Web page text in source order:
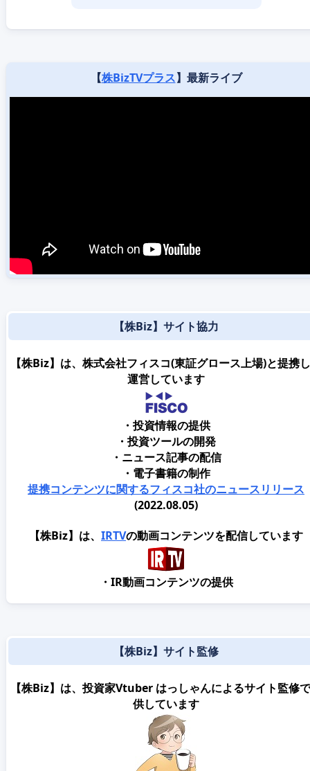
【株BizTVプラス】最新ライブ
【株Biz】サイト協力
【株Biz】は、株式会社フィスコ(東証グロース上場)と提携
運営しています
・投資情報の提供
・投資ツールの開発
・ニュース記事の配信
・電子書籍の制作
提携コンテンツに関するフィスコ社のニュースリリース
(2022.08.05)
【株Biz】は、 IRTVの動画コンテンツを配信しています
・IR動画コンテンツの提供
【株Biz】サイト監修
【株Biz】は、投資家Vtuber はっしゃんによるサイト監修
供しています